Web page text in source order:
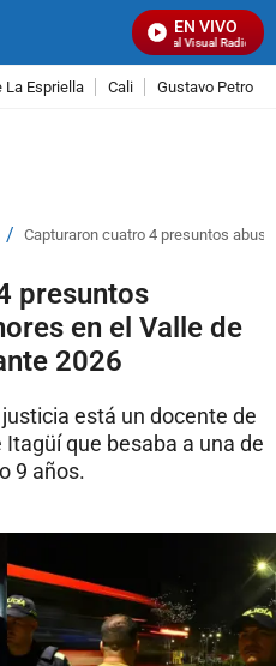
EN VIVO
Señal Visual Radio
La Espriella Cali Gustavo Petro
/ Capturaron cuatro 4 presuntos
presuntos
en el Valle de
2026
está un docente de
que besaba a una de
9 años.